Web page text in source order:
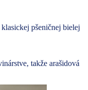
pšeničnej bielej
takže arašidová